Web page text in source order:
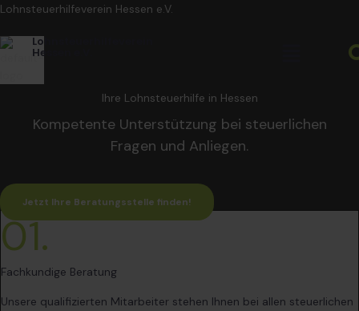
Zum
springen
Lohnsteuerhilfeverein Hessen e.V.
Lohnsteuerhilfeverein
Hessen e.V.
Ihre Lohnsteuerhilfe in Hessen
Kompetente Unterstützung bei steuerlichen
Fragen und Anliegen.
Jetzt Ihre Beratungsstelle finden!
01.
Fachkundige Beratung
Unsere qualifizierten Mitarbeiter stehen Ihnen bei allen steuerlichen